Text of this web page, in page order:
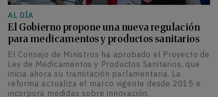
AL DÍA
El Gobierno propone una nueva regulación
para medicamentos y productos sanitarios
El Consejo de Ministros ha aprobado el Proyecto de
Ley de Medicamentos y Productos Sanitarios, que
inicia ahora su tramitación parlamentaria. La
reforma actualiza el marco vigente desde 2015 e
incorpora medidas sobre innovación,